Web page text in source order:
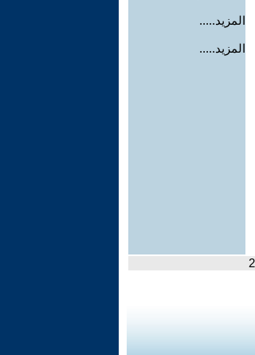
المزيد.....
المزيد.....